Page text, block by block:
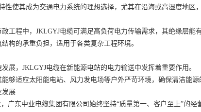
性使其成为交通电力系统的理想选择，尤其在沿海或高湿度地区
工程中，JKLGYJ电缆可满足高负荷电力传输需求，其绝缘层能
构的承重负担，适用于各类复杂工程环境。
展，JKLGYJ电缆在新能源电站的电力输送中发挥着重要作用。
够适应太阳能电站、风力发电场等户外严苛环境，确保清洁能源
发展
广东中业电缆集团有限公司始终坚持“质量第一、客户至上”的